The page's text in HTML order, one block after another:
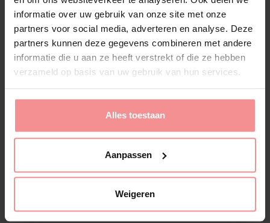
informatie over uw gebruik van onze site met onze
partners voor social media, adverteren en analyse. Deze
partners kunnen deze gegevens combineren met andere
informatie die u aan ze heeft verstrekt of die ze hebben
verzameld op basis van uw gebruik van hun services.
Alles toestaan
Aanpassen
Weigeren
In de liefde mag het speels en spannend: flirt, ontdek
en volg je nieuwsgierigheid. Of het nu een spontane
trip, picknick in de zon of een dansavond is, jij brengt
de onweerstaanbare energie. Dus Boogschutter,
omarm het avontuur en laat deze lente jouw hart